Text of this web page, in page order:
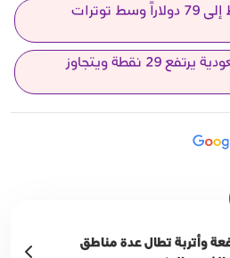
النفط يتراجع وبرنت يهبط إلى 79 دولاراً وسط توترات
مؤشر سوق الأسهم السعودية يرتفع 29 نقطة ويتجاوز
وأتربة تطال عدة مناطق